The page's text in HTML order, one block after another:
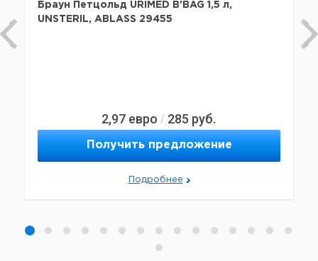
Браун Петцольд URIMED B'BAG 1,5 л,
UNSTERIL, ABLASS 29455
2,97 евро / 285 руб.
Получить предложение
Подробнее